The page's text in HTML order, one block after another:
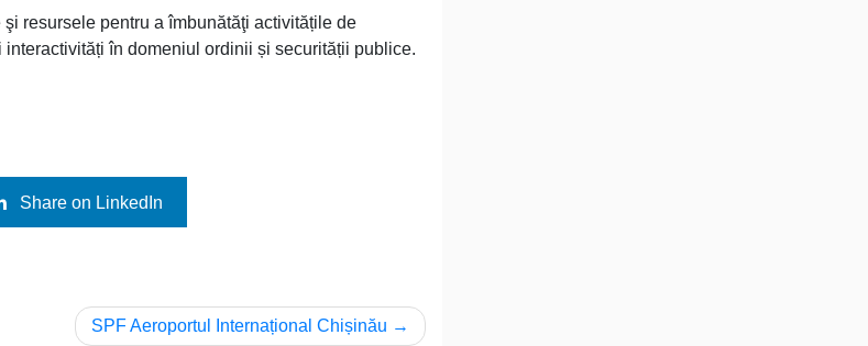
resursele pentru a îmbunătăţi activitățile de
în domeniul ordinii și securității publice.
Share on LinkedIn
SPF Aeroportul Internațional Chișinău